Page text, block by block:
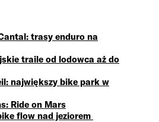
trasy enduro na
traile od lodowca aż do
największy bike park w
Ride on Mars
flow nad jeziorem